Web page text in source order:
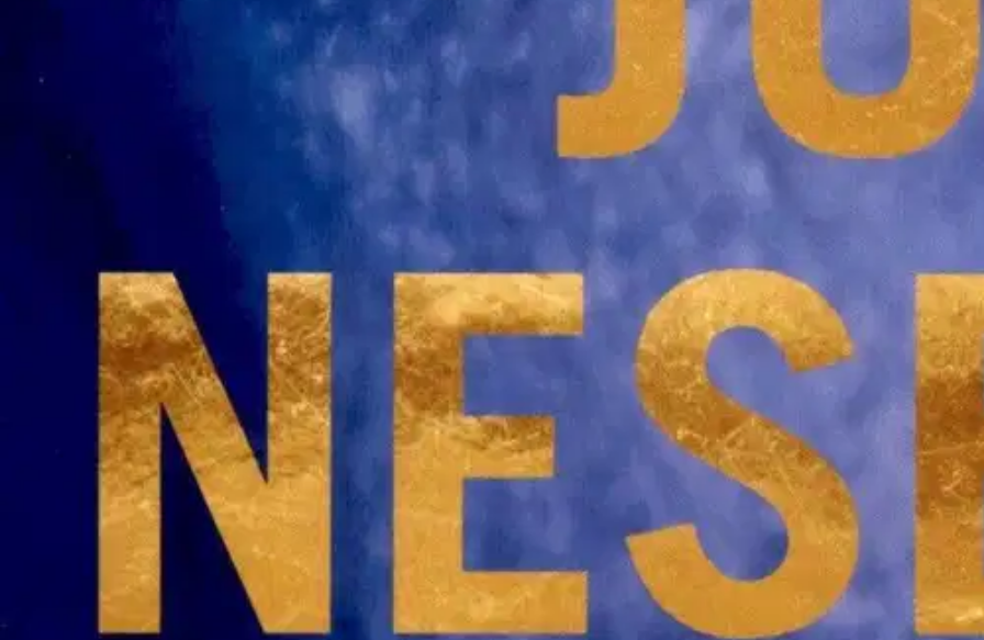
Kosto ei ole suloinen. Se on lopullinen. Nesbøn uutuustrillerissä mies aikoo kostaa perheensä kuoleman. Hänen listallaan on kuusi nimeä.
Minnesotassa. Dna-jäljet viittaisivat siihen, että syyllinen on pahamaineinen jengirikollinen Tomas Gomez. Oz kuulee Gomezin perheen
perheen kuolemasta mitään tietoja? Murhaaja etenee listallaan, ja uhreja tulee lisää. Onnistuuko Oz nappaamaan kylmäverisen tappajan,
harhauttaa lukijaa taas viimeiselle sivulle asti. Norjalainen Jo Nesbø on yksi maailman suosituimmista kirjailijoista, joka tunnetaan
tuotekuvausta
Ominaisuudet
Oletko tyytyväinen tuotetietoihin?
Ovatko tuotetiedot riittävät? Jos tuotetiedoissa on puutteita tai niitä voisi muuten parantaa, anna palautetta.
Anna palautetta Avautuu uuteen välilehteen
Ilmainen palautus 30 päivää.*
Nouto myymälästä ilman toimituskuluja.
Asiakasomistajalle Bonusta jopa 5 %.*